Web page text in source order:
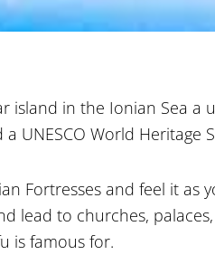
island in the Ionian Sea a
UNESCO World Heritage
Fortresses and feel it as
lead to churches,
is famous for.